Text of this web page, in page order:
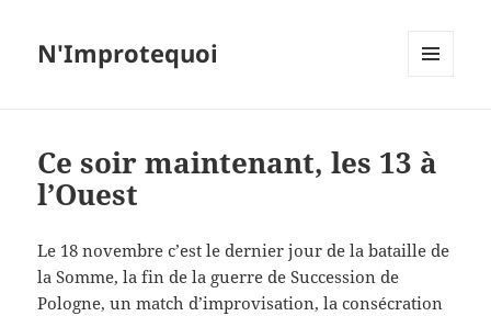
N'Improtequoi
Ce soir maintenant, les 13 à
l’Ouest
Le 18 novembre c’est le dernier jour de la bataille de
la Somme, la fin de la guerre de Succession de
Pologne, un match d’improvisation, la consécration